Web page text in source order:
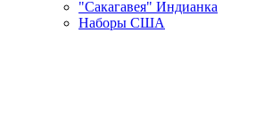
"Сакагавея" Индианка
Наборы США